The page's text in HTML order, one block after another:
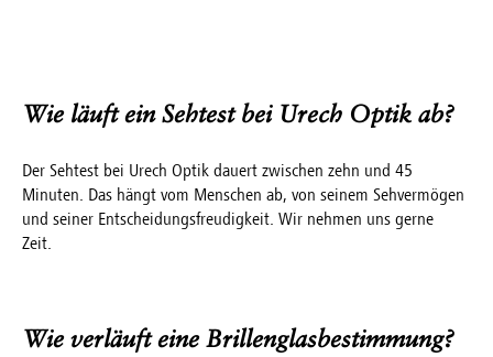
Wie läuft ein Sehtest bei Urech Optik ab?
Der Sehtest bei Urech Optik dauert zwischen zehn und 45
Minuten. Das hängt vom Menschen ab, von seinem Sehvermögen
und seiner Entscheidungsfreudigkeit. Wir nehmen uns gerne
Zeit.
Wie verläuft eine Brillenglasbestimmung?